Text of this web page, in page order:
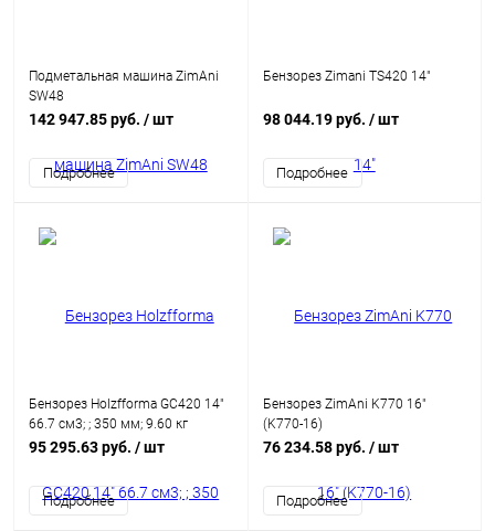
Подметальная машина ZimAni
SW48
142 947.85 руб. / шт
Подробнее
Бензорез Zimani TS420 14"
98 044.19 руб. / шт
Подробнее
Бензорез Holzfforma GC420 14"
66.7 см3; ; 350 мм; 9.60 кг
(GC42014)
95 295.63 руб. / шт
Подробнее
Бензорез ZimAni K770 16"
(K770-16)
76 234.58 руб. / шт
Подробнее